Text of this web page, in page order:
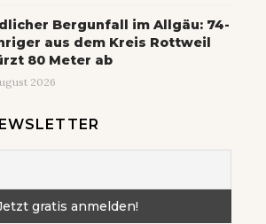
Bergunfall im Allgäu: 74-
aus dem Kreis Rottweil
80 Meter ab
2026